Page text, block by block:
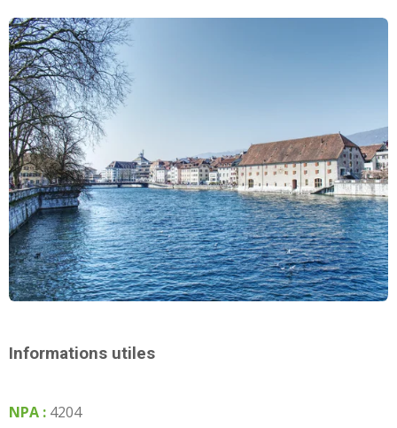
Informations utiles
NPA : 4204